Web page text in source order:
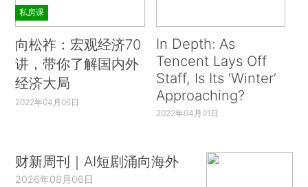
私房课
向松祚：宏观经济70
讲，带你了解国内外
经济大局
2022年04月06日
In Depth: As
Tencent Lays Off
Staff, Is Its ‘Winter’
Approaching?
2022年04月01日
财新周刊｜AI短剧涌向海外
2026年08月06日